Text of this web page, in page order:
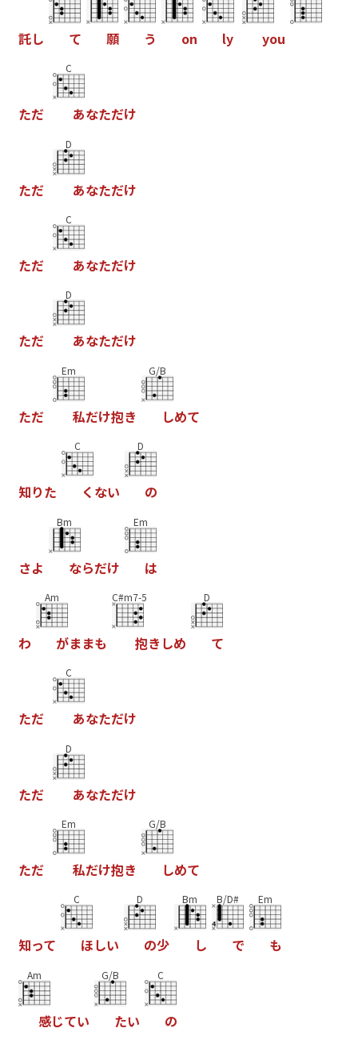
託し て 願 う on ly you
ただ
C
あなただけ
ただ
D
あなただけ
ただ
C
あなただけ
ただ
D
あなただけ
ただ
Em
私だけ抱き
G/B
しめて
知りた
C
く ない
D
の
さよ
Bm
ならだけ
Em
は
わ
Am
がままも
C#m7-5
抱き しめ
D
て
ただ
C
あなただけ
ただ
D
あなただけ
ただ
Em
私だけ抱き
G/B
しめて
知って
C
ほしい
D
の少
Bm
し
B/D#
で
Em
も
Am
感じてい
G/B
たい
C
の